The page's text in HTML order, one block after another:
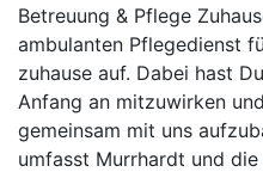
Betreuung & Pflege
ambulanten Pflegedienst
zuhause auf. Dabei hast
Anfang an mitzuwirken
gemeinsam mit uns
umfasst Murrhardt und